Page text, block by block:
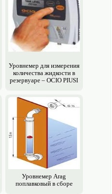
Уровнемер для измерения
количества жидкости в
резервуаре – OCIO PIUSI
Уровнемер Arag
поплавковый в сборе